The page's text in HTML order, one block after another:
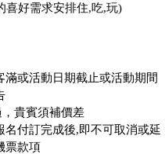
喜好需求安排住,吃,玩)
或活動日期截止或活動期間
貴賓須補價差
付訂完成後,即不可取消或延
票款項